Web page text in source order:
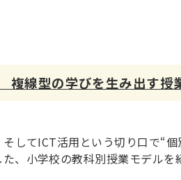
線型の学びを生み出す授
してICT活用という切り口で“
、小学校の教科別授業モデルを